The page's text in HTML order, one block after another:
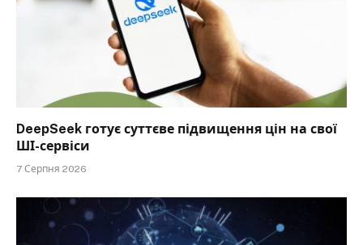
DeepSeek готує суттєве підвищення цін на свої
ШІ-сервіси
7 Серпня 2026